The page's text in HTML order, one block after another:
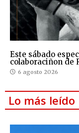
Este sábado
colaboraciñon de
6 agosto 2026
Lo más leído